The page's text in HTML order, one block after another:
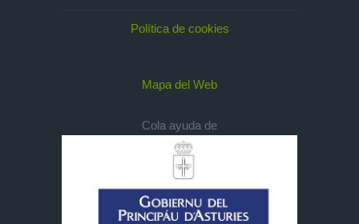
Política de cookies
Mapa del Web
Cola ayuda de